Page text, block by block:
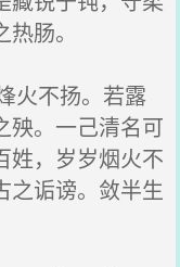
肠。
火不扬。若露
殃。一己清名可
姓，岁岁烟火不
之诟谤。敛半生